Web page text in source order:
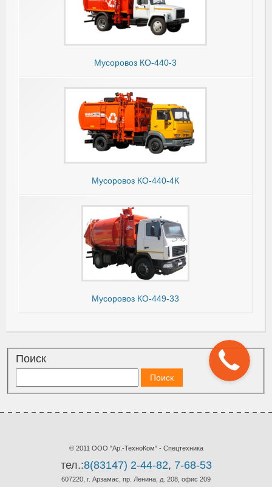
Мусоровоз КО-440-3
Мусоровоз КО-440-4К
Мусоровоз КО-449-33
Поиск
© 2011 ООО "Ар.-ТехноКом" - Спецтехника
тел.:8(83147) 2-44-82, 7-68-53
607220, г. Арзамас, пр. Ленина, д. 208, офис 209